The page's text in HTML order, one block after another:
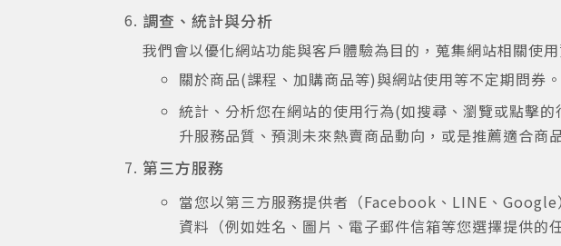
您將收到一封
系統偵測
點擊下方「確定」
調查、統計與分析
我們會以優化網站功能與客戶體驗為目的，蒐集網站相關使用
關於商品(課程、加購商品等)與網站使用等不定期問券。
統計、分析您在網站的使用行為(如搜尋、瀏覽或點擊
升服務品質、預測未來熱賣商品動向，或是推薦適合商
第三方服務
當您以第三方服務提供者（Facebook、LINE、
資料（例如姓名、圖片、電子郵件信箱等您選擇提供的